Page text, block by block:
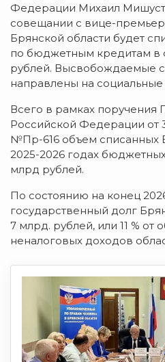
Федерации Михаил
совещании с вице-
Брянской области будет
по бюджетным кредитам в
рублей. Высвобождаемые
направлены на
Всего в рамках поручения
Российской Федерации от
№Пр-616 объем списанных
2025-2026 годах
млрд рублей.
По состоянию на конец
государственный долг
7 млрд. рублей, или 11 % от
неналоговых доходов